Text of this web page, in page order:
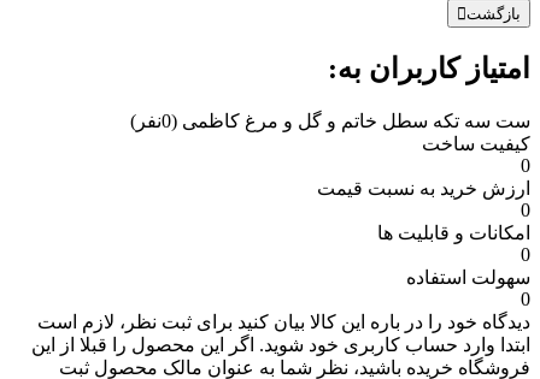
بازگشت
امتیاز کاربران به:
ست سه تکه سطل خاتم و گل و مرغ کاظمی (0نفر)
کیفیت ساخت
0
ارزش خرید به نسبت قیمت
0
امکانات و قابلیت ها
0
سهولت استفاده
0
دیدگاه خود را در باره این کالا بیان کنید برای ثبت نظر، لازم است
ابتدا وارد حساب کاربری خود شوید. اگر این محصول را قبلا از این
فروشگاه خریده باشید، نظر شما به عنوان مالک محصول ثبت